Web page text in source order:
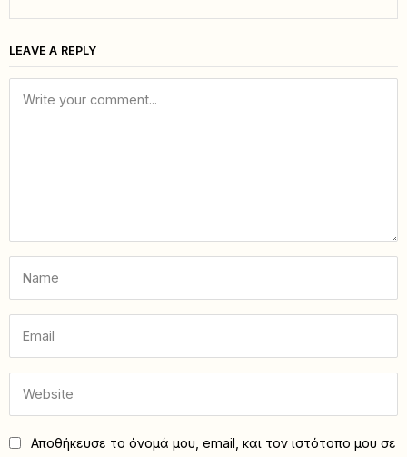
LEAVE A REPLY
Αποθήκευσε το όνομά μου, email, και τον ιστότοπο μου σε